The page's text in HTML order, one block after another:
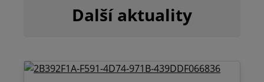
Další aktuality